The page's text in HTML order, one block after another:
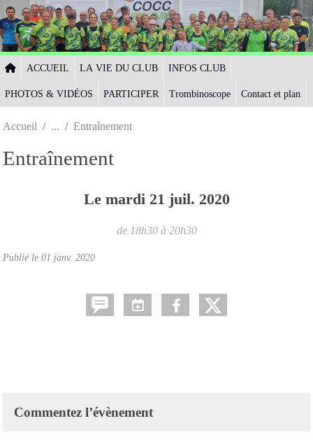
ACCUEIL LA VIE DU CLUB INFOS CLUB
PHOTOS & VIDÉOS PARTICIPER Trombinoscope Contact et plan
Accueil Entraînement
Entraînement
Le mardi 21 juil. 2020
de 18h30 à 20h30
Publié le 01 janv. 2020
Commentez l’évènement
Panneau de gestion des cookies